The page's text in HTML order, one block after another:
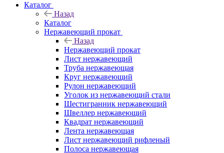
Каталог
Назад
Каталог
Нержавеющий прокат
Назад
Нержавеющий прокат
Лист нержавеющий
Труба нержавеющая
Круг нержавеющий
Рулон нержавеющий
Уголок из нержавеющий стали
Шестигранник нержавеющий
Швеллер нержавеющий
Квадрат нержавеющий
Лента нержавеющая
Лист нержавеющий рифленый
Полоса нержавеющая